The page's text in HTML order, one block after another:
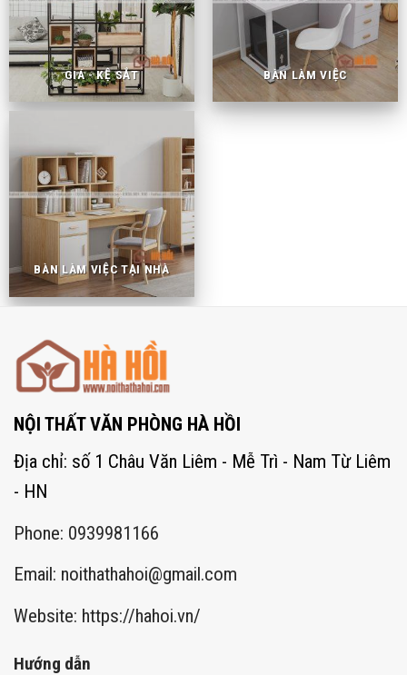
GIÁ - KỆ SẮT BÀN LÀM VIỆC
BÀN LÀM VIỆC TẠI NHÀ
NỘI THẤT VĂN PHÒNG HÀ HỒI
Địa chỉ: số 1 Châu Văn Liêm - Mễ Trì - Nam Từ Liêm
- HN
Phone: 0939981166
Email: noithathahoi@gmail.com
Website: https://hahoi.vn/
Hướng dẫn